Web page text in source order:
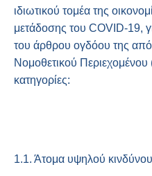
ιδιωτικού τομέα της
μετάδοσης του COVID-19,
του άρθρου ογδόου της
Νομοθετικού Περιεχομένου
κατηγορίες:
1.1. Άτομα υψηλού